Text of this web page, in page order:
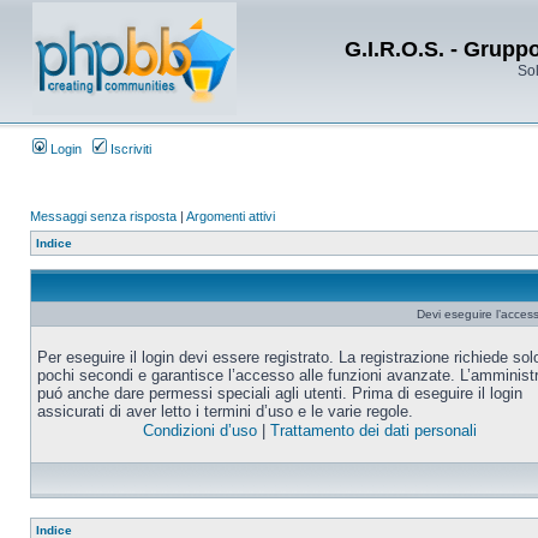
G.I.R.O.S. -
Login Iscriviti
Messaggi senza risposta | Argomenti attivi
Indice
Devi eseguire
Per eseguire il login devi essere registrato. La registrazione richiede
pochi secondi e garantisce l’accesso alle funzioni avanzate.
puó anche dare permessi speciali agli utenti. Prima di eseguire il login
assicurati di aver letto i termini d’uso e le varie regole.
Condizioni d’uso| Trattamento dei dati personali
Indice